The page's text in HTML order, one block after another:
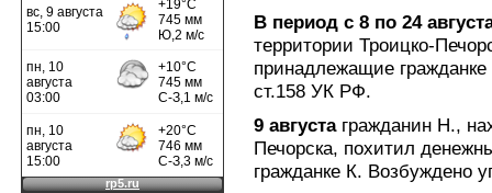
В период с 8 по 24
территории Троицко-
принадлежащие
ст.158 УК РФ.
9 августагражданин Н.,
Печорска, похитил
гражданке К. Возбуждено